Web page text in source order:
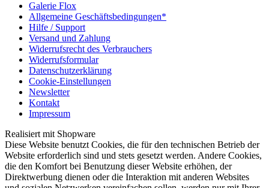
Galerie Flox
Allgemeine Geschäftsbedingungen*
Hilfe / Support
Versand und Zahlung
Widerrufsrecht des Verbrauchers
Widerrufsformular
Datenschutzerklärung
Cookie-Einstellungen
Newsletter
Kontakt
Impressum
Realisiert mit Shopware
Diese Website benutzt Cookies, die für den technischen Betrieb der
Website erforderlich sind und stets gesetzt werden. Andere Cookies,
die den Komfort bei Benutzung dieser Website erhöhen, der
Direktwerbung dienen oder die Interaktion mit anderen Websites